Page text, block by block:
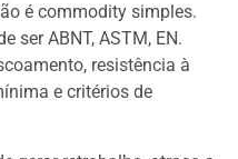
é commodity simples.
ser ABNT, ASTM, EN.
resistência à
e critérios de